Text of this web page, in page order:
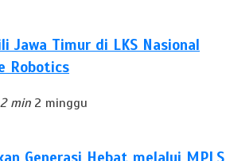
Jawa Timur di LKS Nasional
Robotics
2 min 2 minggu
Generasi Hebat melalui MPLS